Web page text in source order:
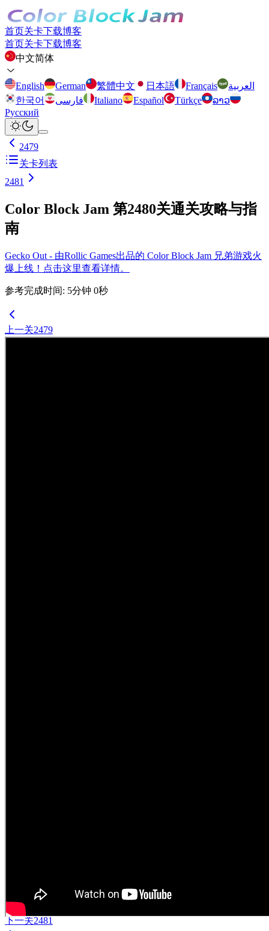
首页关卡下载博客
首页关卡下载博客
中文简体
English German 繁體中文 日本語 Français
العربية
한국어
فارسی Italiano Español Türkçe
ລາວ
Русский
2479
关卡列表
2481
Color Block Jam 第2480关通关攻略与指
南
Gecko Out - 由Rollic Games出品的 Color Block Jam 兄弟游戏火
爆上线！点击这里查看详情。
参考完成时间: 5分钟 0秒
上一关2479
下一关2481